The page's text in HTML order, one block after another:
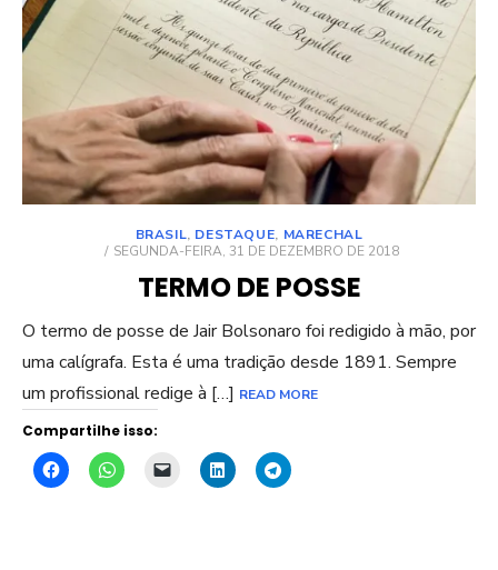
BRASIL, DESTAQUE, MARECHAL
POSTED
SEGUNDA-FEIRA, 31 DE DEZEMBRO DE 2018
TERMO DE POSSE
O termo de posse de Jair Bolsonaro foi redigido à mão, por
uma calígrafa. Esta é uma tradição desde 1891. Sempre
um profissional redige à […] READ MORE
Compartilhe isso: